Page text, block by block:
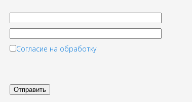
Согласие на обработку